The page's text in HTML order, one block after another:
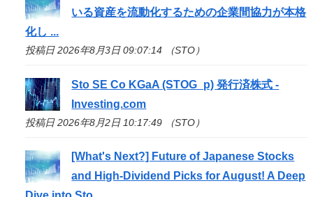
いる資産を流動化するための企業間協力が本格
化し ...
投稿日 2026年8月3日 09:07:14 （STO）
Sto SE Co KGaA (STOG_p) 発行済株式 -
Investing.com
投稿日 2026年8月2日 10:17:49 （STO）
[What's Next?] Future of Japanese Stocks
and High-Dividend Picks for August! A Deep